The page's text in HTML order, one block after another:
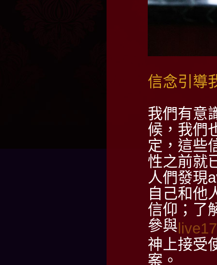
信念引導
我們有意
候，我們
定，這些
性之前就
人們發現
自己和他
信仰；了
參與
神上接受
案。